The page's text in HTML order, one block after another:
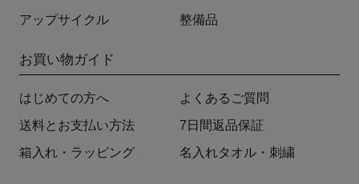
アップサイクル 整備品
お買い物ガイド
はじめての方へ よくあるご質問
送料とお支払い方法 7日間返品保証
箱入れ・ラッピング 名入れタオル・刺繍